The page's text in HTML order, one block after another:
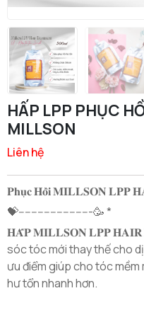
HẤP LPP PHỤC
MILLSON
Liên hệ
𝐏𝐡𝐮̣𝐜 𝐇𝐨̂̀𝐢 𝐌𝐈𝐋𝐋𝐒𝐎𝐍 𝐋𝐏𝐏
💝-----------------------🥳 *
𝐇𝐀̂́𝐏 𝐌𝐈𝐋𝐋𝐒𝐎𝐍 𝐋𝐏𝐏 𝐇𝐀𝐈𝐑
sóc tóc mới thay thế cho
ưu điểm giúp cho tóc
hư tổn nhanh hơn.